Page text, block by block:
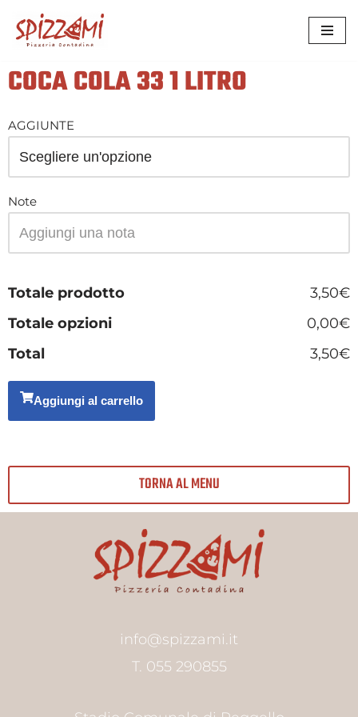
VAI
AL
CONTENUTO
COCA COLA 33 1 LITRO
AGGIUNTE
Note
Totale prodotto
3,50€
Totale opzioni
0,00€
Total
3,50€
Aggiungi al carrello
TORNA AL MENU
info@spizzami.it
T. 055 290855